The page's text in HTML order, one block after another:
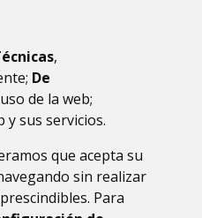
,
De
de la web;
sus servicios.
que acepta su
sin realizar
Para
de